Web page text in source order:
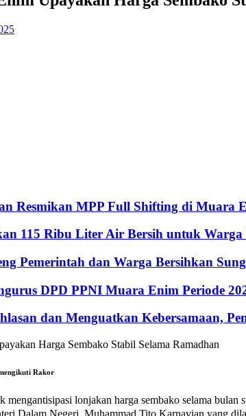
Resmikan MPP Full Shifting di
115 Ribu Liter Air Bersih untuk
Pemerintah dan Warga Bersihkan
DPD PPNI Muara Enim Periode
dan Menguatkan Kebersamaan,
Rakor
mengantisipasi lonjakan harga sembako selama
Dalam Negeri, Muhammad Tito Karnavian yang